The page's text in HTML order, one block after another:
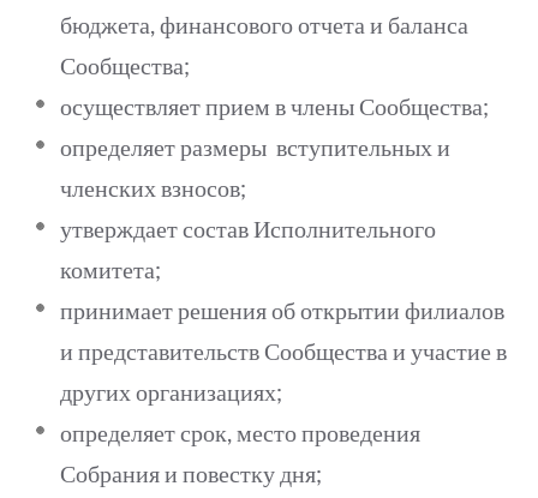
бюджета, финансового отчета и баланса
Сообщества;
осуществляет прием в члены Сообщества;
определяет размеры вступительных и
членских взносов;
утверждает состав Исполнительного
комитета;
принимает решения об открытии филиалов
и представительств Сообщества и участие в
других организациях;
определяет срок, место проведения
Собрания и повестку дня;